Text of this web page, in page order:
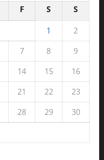
F S
S
1
2
7 8
9
14 15
16
21 22
23
28 29
30